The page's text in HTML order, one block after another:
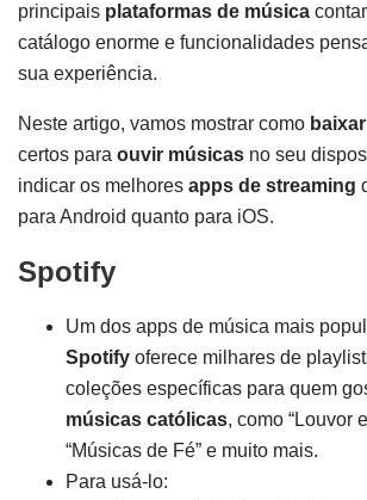
principais plataformas de música
catálogo enorme e funcionalidades
sua experiência.
Neste artigo, vamos mostrar como
certos para ouvir músicas no seu
indicar os melhores apps de streaming
para Android quanto para iOS.
Spotify
Um dos apps de música mais
Spotify oferece milhares de
coleções específicas para quem
músicas católicas, como “Louvor
“Músicas de Fé” e muito mais.
Para usá-lo: